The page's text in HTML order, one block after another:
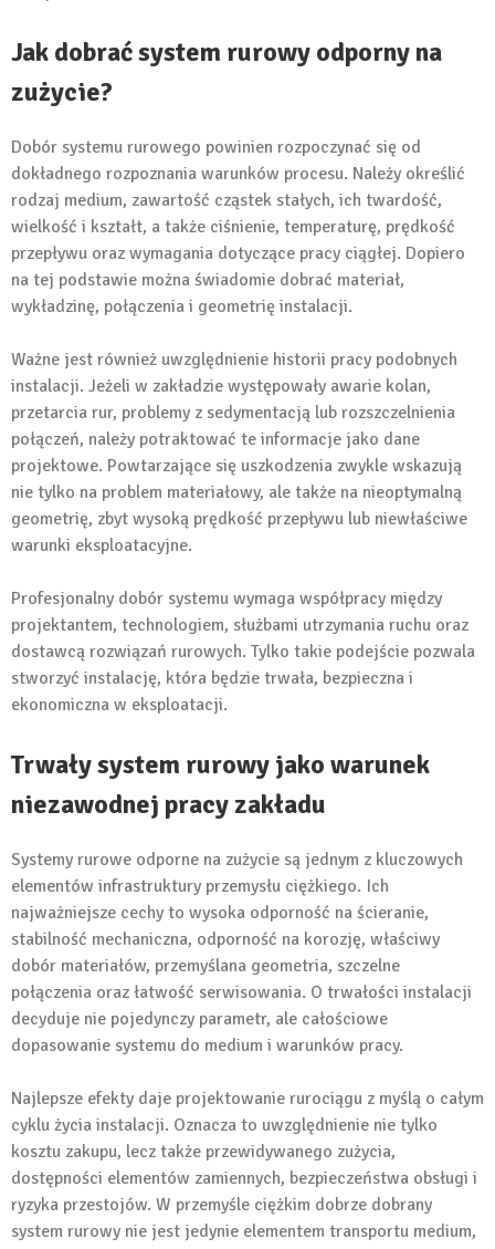
Jak dobrać system rurowy odporny na
zużycie?
Dobór systemu rurowego powinien rozpoczynać się od
dokładnego rozpoznania warunków procesu. Należy określić
rodzaj medium, zawartość cząstek stałych, ich twardość,
wielkość i kształt, a także ciśnienie, temperaturę, prędkość
przepływu oraz wymagania dotyczące pracy ciągłej. Dopiero
na tej podstawie można świadomie dobrać materiał,
wykładzinę, połączenia i geometrię instalacji.
Ważne jest również uwzględnienie historii pracy podobnych
instalacji. Jeżeli w zakładzie występowały awarie kolan,
przetarcia rur, problemy z sedymentacją lub rozszczelnienia
połączeń, należy potraktować te informacje jako dane
projektowe. Powtarzające się uszkodzenia zwykle wskazują
nie tylko na problem materiałowy, ale także na nieoptymalną
geometrię, zbyt wysoką prędkość przepływu lub niewłaściwe
warunki eksploatacyjne.
Profesjonalny dobór systemu wymaga współpracy między
projektantem, technologiem, służbami utrzymania ruchu oraz
dostawcą rozwiązań rurowych. Tylko takie podejście pozwala
stworzyć instalację, która będzie trwała, bezpieczna i
ekonomiczna w eksploatacji.
Trwały system rurowy jako warunek
niezawodnej pracy zakładu
Systemy rurowe odporne na zużycie są jednym z kluczowych
elementów infrastruktury przemysłu ciężkiego. Ich
najważniejsze cechy to wysoka odporność na ścieranie,
stabilność mechaniczna, odporność na korozję, właściwy
dobór materiałów, przemyślana geometria, szczelne
połączenia oraz łatwość serwisowania. O trwałości instalacji
decyduje nie pojedynczy parametr, ale całościowe
dopasowanie systemu do medium i warunków pracy.
Najlepsze efekty daje projektowanie rurociągu z myślą o całym
cyklu życia instalacji. Oznacza to uwzględnienie nie tylko
kosztu zakupu, lecz także przewidywanego zużycia,
dostępności elementów zamiennych, bezpieczeństwa obsługi i
ryzyka przestojów. W przemyśle ciężkim dobrze dobrany
system rurowy nie jest jedynie elementem transportu medium,